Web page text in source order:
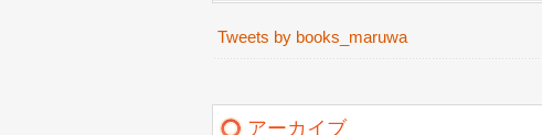
Tweets by books_maruwa
アーカイブ